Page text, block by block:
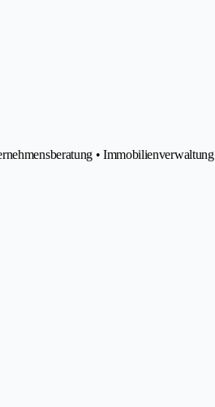
• Immobilienverwaltung